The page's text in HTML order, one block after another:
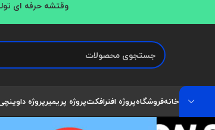
وقتشه حرفه ای
خانهفروشگاهپروژه افترافکتپروژه پریمیرپروژه